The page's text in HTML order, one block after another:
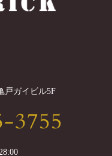
戸ガイビル5F
3755